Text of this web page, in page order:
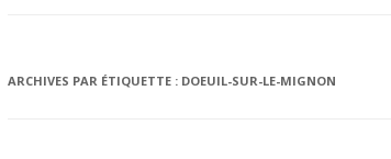
ARCHIVES PAR ÉTIQUETTE : DOEUIL-SUR-LE-MIGNON